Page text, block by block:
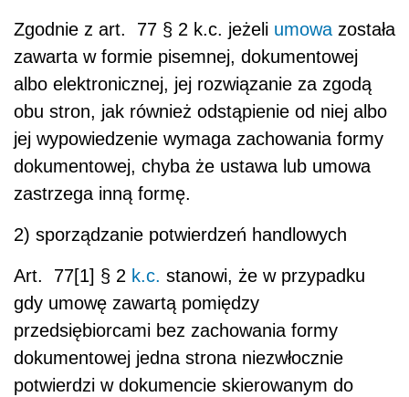
Zgodnie z art. 77 § 2 k.c. jeżeli umowa została
zawarta w formie pisemnej, dokumentowej
albo elektronicznej, jej rozwiązanie za zgodą
obu stron, jak również odstąpienie od niej albo
jej wypowiedzenie wymaga zachowania formy
dokumentowej, chyba że ustawa lub umowa
zastrzega inną formę.
2) sporządzanie potwierdzeń handlowych
Art. 77[1] § 2 k.c. stanowi, że w przypadku
gdy umowę zawartą pomiędzy
przedsiębiorcami bez zachowania formy
dokumentowej jedna strona niezwłocznie
potwierdzi w dokumencie skierowanym do